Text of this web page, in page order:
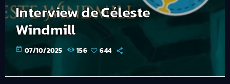
Interview de Céleste
Windmill
today 07/10/2025 156 644